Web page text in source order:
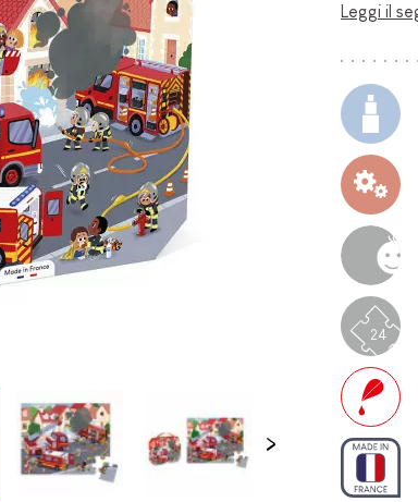
GIOCATTOLI SENSO-
MOTORI
GIOCATTOLI DI
IMITAZIONE
MINI UNIVERSI
ARIA APERTA
LAVAGNE, MOBILI E
PER BAMBINI
PEZZI STACCATI
Leggi il
24